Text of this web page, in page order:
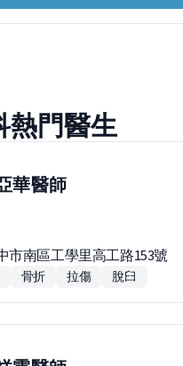
熱門醫生
華醫師
市南區工學里高工路153號
骨折 拉傷 脫臼